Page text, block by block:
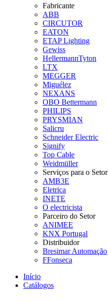
Fabricante
ABB
CIRCUTOR
EATON
ETAP Lighting
Gewiss
HellermannTyton
LTX
MEGGER
Miguélez
NEXANS
OBO Bettermann
PHILIPS
PRYSMIAN
Salicru
Schneider Electric
Signify
Top Cable
Weidmüller
Serviços para o Setor
AMB3E
Eletrica
INETE
O electricista
Parceiro do Setor
ANIMEE
KNX Portugal
Distribuidor
Bresimar Automação
FFonseca
Início
Catálogos